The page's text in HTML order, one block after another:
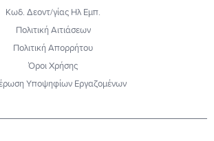
Κωδ. Δεοντ/γίας Ηλ Εμπ.
Πολιτική Αιτιάσεων
Πολιτική Απορρήτου
Όροι Χρήσης
Υποψηφίων Εργαζομένων